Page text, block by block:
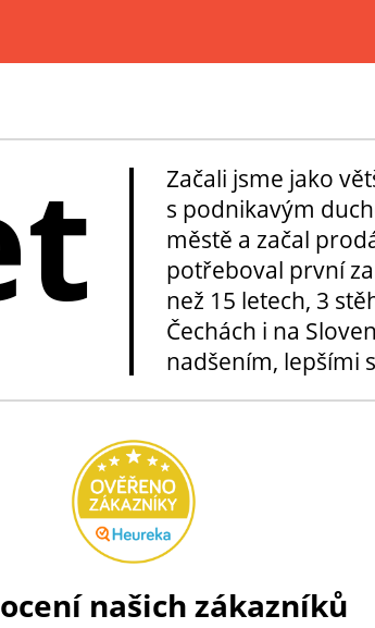
Začali jsme jako
s podnikavým
městě a začal
potřeboval první
než 15 letech, 3
Čechách i na
nadšením, lepšími
našich zákazníků